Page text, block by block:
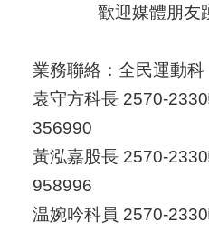
歡迎媒體朋友
業務聯絡：全民運動科
袁守方科長 2570-
356990
黃泓嘉股長 2570-
958996
温婉吟科員 2570-